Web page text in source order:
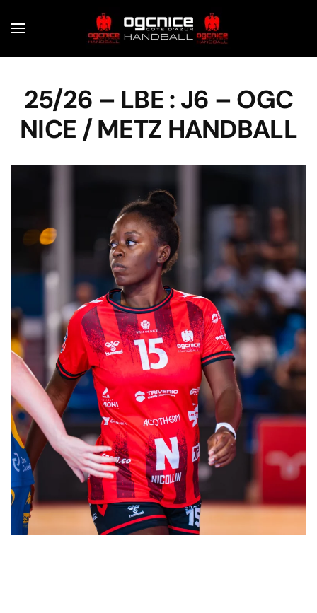
Skip to main content
25/26 – LBE : J6 – OGC
NICE / METZ HANDBALL